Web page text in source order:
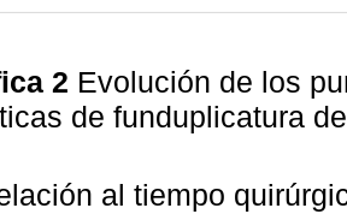
2 Evolución de los
de funduplicatura
al tiempo